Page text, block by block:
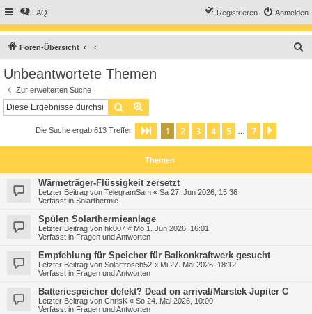
FAQ Anmelden
Registrieren
Foren-Übersicht
Unbeantwortete Themen
Zur erweiterten Suche
Suche
Die Suche ergab 613 Treffer Seite 1von
1 2 3 4 5 7
Themen
Wärmeträger-Flüssigkeit zersetzt
Letzter Beitrag von TelegramSam « Sa 27. Jun 2026, 15:36
Verfasst in Solarthermie
Spülen Solarthermieanlage
Letzter Beitrag von hk007 « Mo 1. Jun 2026, 16:01
Verfasst in Fragen und Antworten
Empfehlung für Speicher für Balkonkraftwerk gesucht
Letzter Beitrag von Solarfrosch52 « Mi 27. Mai 2026, 18:12
Verfasst in Fragen und Antworten
Batteriespeicher defekt? Dead on arrival/Marstek Jupiter C
Letzter Beitrag von ChrisK « So 24. Mai 2026, 10:00
Verfasst in Fragen und Antworten